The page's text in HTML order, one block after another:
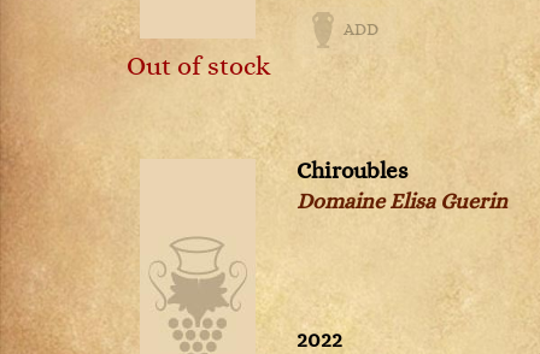
Tavel
Tokaji
Triennes IGP
Volnay
Vosne-Romanée
Whiskey
Out of stock
ADD
Chiroubles
Domaine Elisa Guerin
2022